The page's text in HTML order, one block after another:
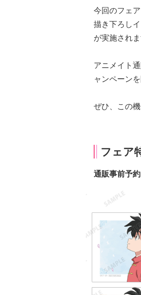
今回のフェ
描き下ろし
が実施されま
アニメイト
ャンペーンを
ぜひ、この
フェア
通販事前予